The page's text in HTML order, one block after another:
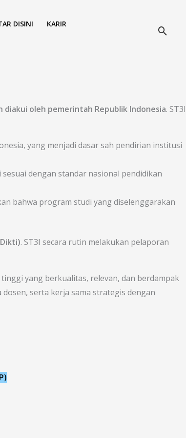
DISINI
KARIR
Cari
diakui oleh pemerintah Republik Indonesia. ST3I
yang menjadi dasar sah pendirian institusi
dengan standar nasional pendidikan
bahwa program studi yang diselenggarakan
. ST3I secara rutin melakukan pelaporan
yang berkualitas, relevan, dan berdampak
serta kerja sama strategis dengan